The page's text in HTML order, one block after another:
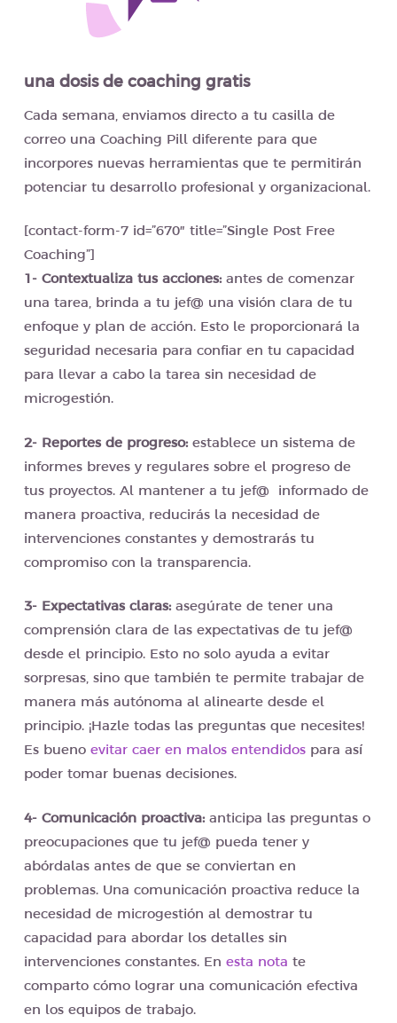
una dosis de coaching gratis
Cada semana, enviamos directo a tu casilla de
correo una Coaching Pill diferente para que
incorpores nuevas herramientas que te permitirán
potenciar tu desarrollo profesional y organizacional.
[contact-form-7 id=”670″ title=”Single Post Free
Coaching”]
1- Contextualiza tus acciones:antes de comenzar
una tarea, brinda a tu jef@ una visión clara de tu
enfoque y plan de acción. Esto le proporcionará la
seguridad necesaria para confiar en tu capacidad
para llevar a cabo la tarea sin necesidad de
microgestión.
2- Reportes de progreso:establece un sistema de
informes breves y regulares sobre el progreso de
tus proyectos. Al mantener a tu jef@ informado de
manera proactiva, reducirás la necesidad de
intervenciones constantes y demostrarás tu
compromiso con la transparencia.
3- Expectativas claras:asegúrate de tener una
comprensión clara de las expectativas de tu jef@
desde el principio. Esto no solo ayuda a evitar
sorpresas, sino que también te permite trabajar de
manera más autónoma al alinearte desde el
principio. ¡Hazle todas las preguntas que necesites!
Es bueno evitar caer en malos entendidospara así
poder tomar buenas decisiones.
4- Comunicación proactiva:anticipa las preguntas o
preocupaciones que tu jef@ pueda tener y
abórdalas antes de que se conviertan en
problemas. Una comunicación proactiva reduce la
necesidad de microgestión al demostrar tu
capacidad para abordar los detalles sin
intervenciones constantes. En esta nota te
comparto cómo lograr una comunicación efectiva
en los equipos de trabajo.